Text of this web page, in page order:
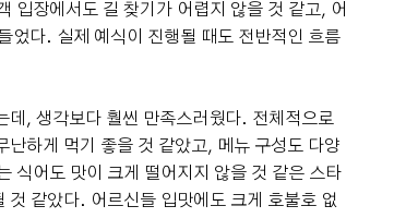
입장에서도 길 찾기가 어렵지 않을 것 같고, 어
었다. 실제 예식이 진행될 때도 전반적인 흐름
데, 생각보다 훨씬 만족스러웠다. 전체적으로
난하게 먹기 좋을 것 같았고, 메뉴 구성도 다양
식어도 맛이 크게 떨어지지 않을 것 같은 스타
것 같았다. 어르신들 입맛에도 크게 호불호 없